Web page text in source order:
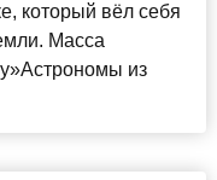
который вёл себя
Масса
из